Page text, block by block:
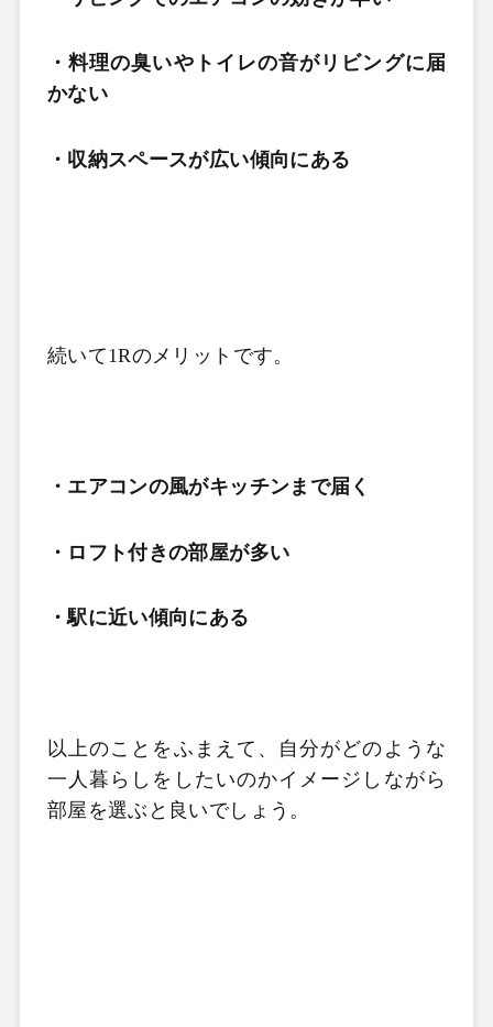
・料理の臭いやトイレの音がリビングに届
かない
・収納スペースが広い傾向にある
続いて1Rのメリットです。
・エアコンの風がキッチンまで届く
・ロフト付きの部屋が多い
・駅に近い傾向にある
以上のことをふまえて、自分がどのような
一人暮らしをしたいのかイメージしながら
部屋を選ぶと良いでしょう。